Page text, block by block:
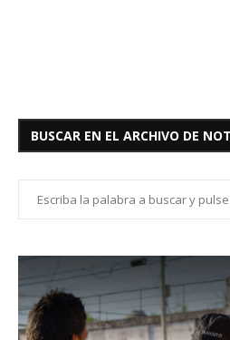
BUSCAR EN EL ARCHIVO DE